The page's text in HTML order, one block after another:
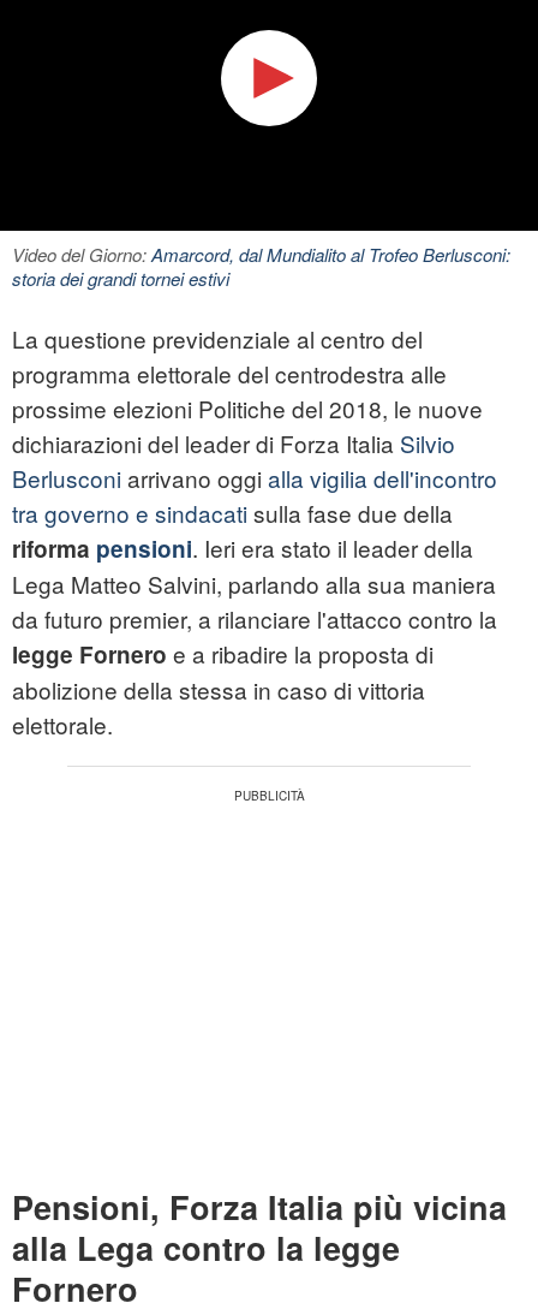
Video del Giorno:Amarcord, dal Mundialito al Trofeo Berlusconi:
storia dei grandi tornei estivi
La questione previdenziale al centro del
programma elettorale del centrodestra alle
prossime elezioni Politiche del 2018, le nuove
dichiarazioni del leader di Forza Italia Silvio
Berlusconiarrivano oggi alla vigilia dell'incontro
tra governo e sindacatisulla fase due della
riforma pensioni. Ieri era stato il leader della
Lega Matteo Salvini, parlando alla sua maniera
da futuro premier, a rilanciare l'attacco contro la
legge Fornero e a ribadire la proposta di
abolizione della stessa in caso di vittoria
elettorale.
Pensioni, Forza Italia più vicina
alla Lega contro la legge
Fornero